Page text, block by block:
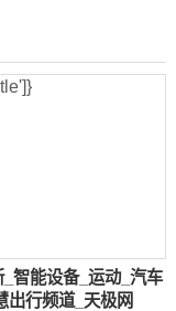
智能设备_运动_汽车
出行频道_天极网